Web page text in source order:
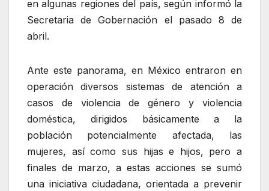
en algunas regiones del país, según informó la
Secretaria de Gobernación el pasado 8 de
abril.
Ante este panorama, en México entraron en
operación diversos sistemas de atención a
casos de violencia de género y violencia
doméstica, dirigidos básicamente a la
población potencialmente afectada, las
mujeres, así como sus hijas e hijos, pero a
finales de marzo, a estas acciones se sumó
una iniciativa ciudadana, orientada a prevenir